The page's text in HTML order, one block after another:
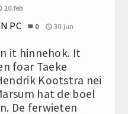
20.feb
PC 0 30.jun
it hinnehok. It
foar Taeke
Kootstra nei
hat de boel
De ferwieten